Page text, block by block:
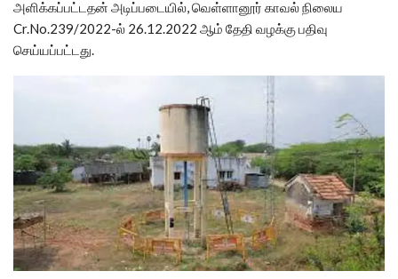
அளிக்கப்பட்டதன் அடிப்படையில், வெள்ளானூர் காவல் நிலைய
Cr.No.239/2022-ல் 26.12.2022 ஆம் தேதி வழக்கு பதிவு
செய்யப்பட்டது.